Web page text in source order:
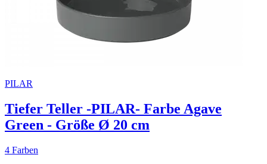
PILAR
Tiefer Teller -PILAR- Farbe Agave
Green - Größe Ø 20 cm
4 Farben